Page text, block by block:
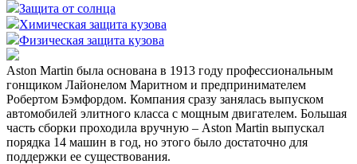
Защита от солнца
Химическая защита кузова
Физическая защита кузова
Aston Martin была основана в 1913 году профессиональным
гонщиком Лайонелом Маритном и предпринимателем
Робертом Бэмфордом. Компания сразу занялась выпуском
автомобилей элитного класса с мощным двигателем. Большая
часть сборки проходила вручную – Aston Martin выпускал
порядка 14 машин в год, но этого было достаточно для
поддержки ее существования.